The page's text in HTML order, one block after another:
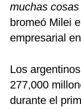
muchas
bromeó Milei
empresarial
Los
277,000
durante el